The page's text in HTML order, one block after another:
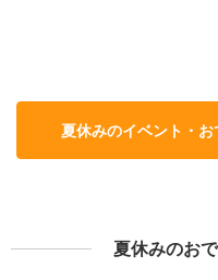
夏休みのイベント・
夏休みのお